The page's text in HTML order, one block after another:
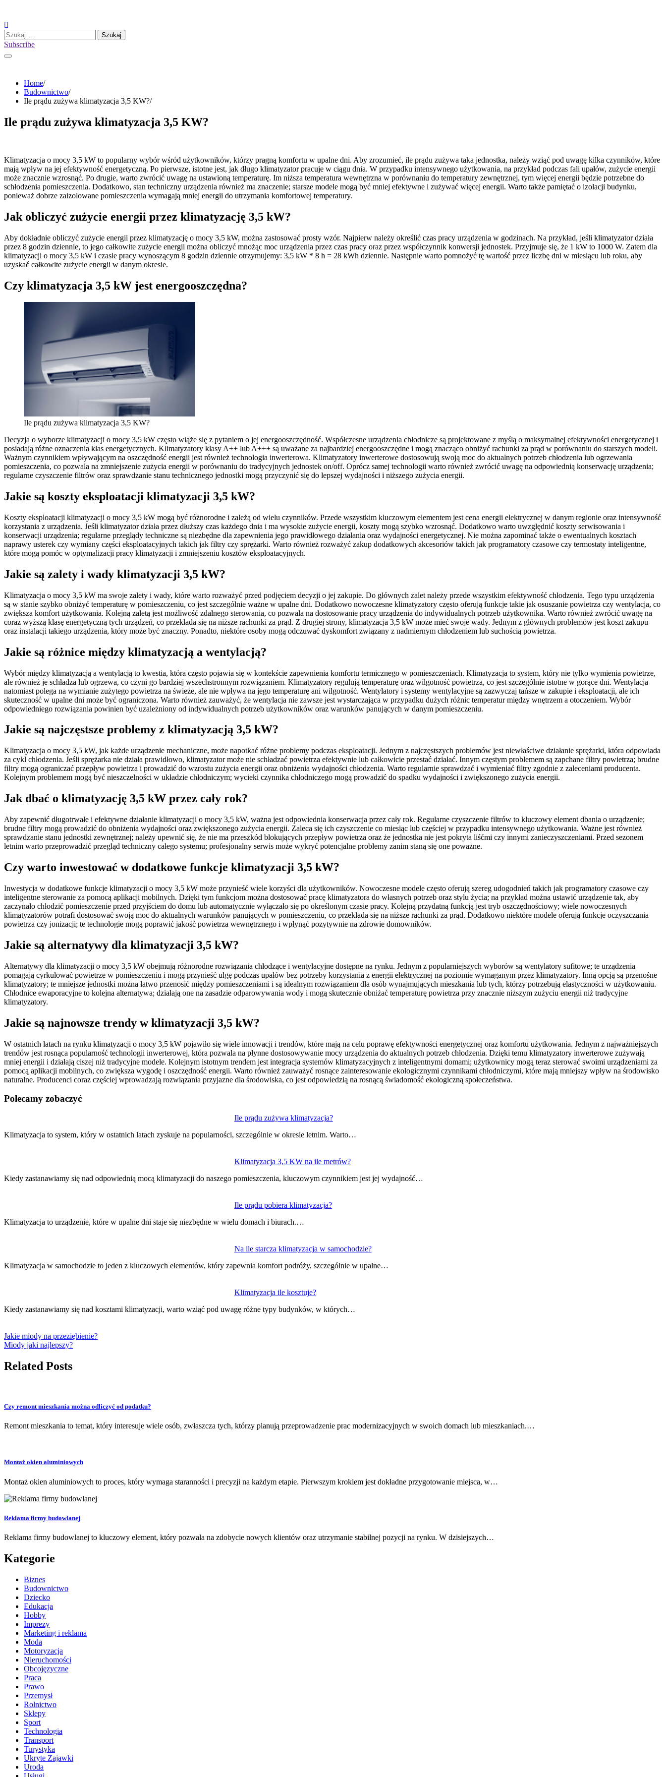
content
Szukaj:
Subscribe
Home
Budownictwo
Ile prądu zużywa klimatyzacja 3,5 KW?
Ile prądu zużywa klimatyzacja 3,5 KW?
Klimatyzacja o mocy 3,5 kW to popularny wybór wśród użytkowników, którzy pragną komfortu w upalne dni. Aby zrozumieć, ile prądu zużywa taka jednostka, należy wziąć pod uwagę kilka czynników, które
mają wpływ na jej efektywność energetyczną. Po pierwsze, istotne jest, jak długo klimatyzator pracuje w ciągu dnia. W przypadku intensywnego użytkowania, na przykład podczas fali upałów, zużycie energii
może znacznie wzrosnąć. Po drugie, warto zwrócić uwagę na ustawioną temperaturę. Im niższa temperatura wewnętrzna w porównaniu do temperatury zewnętrznej, tym więcej energii będzie potrzebne do
schłodzenia pomieszczenia. Dodatkowo, stan techniczny urządzenia również ma znaczenie; starsze modele mogą być mniej efektywne i zużywać więcej energii. Warto także pamiętać o izolacji budynku,
ponieważ dobrze zaizolowane pomieszczenia wymagają mniej energii do utrzymania komfortowej temperatury.
Jak obliczyć zużycie energii przez klimatyzację 3,5 kW?
Aby dokładnie obliczyć zużycie energii przez klimatyzację o mocy 3,5 kW, można zastosować prosty wzór. Najpierw należy określić czas pracy urządzenia w godzinach. Na przykład, jeśli klimatyzator działa
przez 8 godzin dziennie, to jego całkowite zużycie energii można obliczyć mnożąc moc urządzenia przez czas pracy oraz przez współczynnik konwersji jednostek. Przyjmuje się, że 1 kW to 1000 W. Zatem dla
klimatyzacji o mocy 3,5 kW i czasie pracy wynoszącym 8 godzin dziennie otrzymujemy: 3,5 kW * 8 h = 28 kWh dziennie. Następnie warto pomnożyć tę wartość przez liczbę dni w miesiącu lub roku, aby
uzyskać całkowite zużycie energii w danym okresie.
Czy klimatyzacja 3,5 kW jest energooszczędna?
Ile prądu zużywa klimatyzacja 3,5 KW?
Decyzja o wyborze klimatyzacji o mocy 3,5 kW często wiąże się z pytaniem o jej energooszczędność. Współczesne urządzenia chłodnicze są projektowane z myślą o maksymalnej efektywności energetycznej i
posiadają różne oznaczenia klas energetycznych. Klimatyzatory klasy A++ lub A+++ są uważane za najbardziej energooszczędne i mogą znacząco obniżyć rachunki za prąd w porównaniu do starszych modeli.
Ważnym czynnikiem wpływającym na oszczędność energii jest również technologia inwerterowa. Klimatyzatory inwerterowe dostosowują swoją moc do aktualnych potrzeb chłodzenia lub ogrzewania
pomieszczenia, co pozwala na zmniejszenie zużycia energii w porównaniu do tradycyjnych jednostek on/off. Oprócz samej technologii warto również zwrócić uwagę na odpowiednią konserwację urządzenia;
regularne czyszczenie filtrów oraz sprawdzanie stanu technicznego jednostki mogą przyczynić się do lepszej wydajności i niższego zużycia energii.
Jakie są koszty eksploatacji klimatyzacji 3,5 kW?
Koszty eksploatacji klimatyzacji o mocy 3,5 kW mogą być różnorodne i zależą od wielu czynników. Przede wszystkim kluczowym elementem jest cena energii elektrycznej w danym regionie oraz intensywność
korzystania z urządzenia. Jeśli klimatyzator działa przez dłuższy czas każdego dnia i ma wysokie zużycie energii, koszty mogą szybko wzrosnąć. Dodatkowo warto uwzględnić koszty serwisowania i
konserwacji urządzenia; regularne przeglądy techniczne są niezbędne dla zapewnienia jego prawidłowego działania oraz wydajności energetycznej. Nie można zapominać także o ewentualnych kosztach
naprawy usterek czy wymiany części eksploatacyjnych takich jak filtry czy sprężarki. Warto również rozważyć zakup dodatkowych akcesoriów takich jak programatory czasowe czy termostaty inteligentne,
które mogą pomóc w optymalizacji pracy klimatyzacji i zmniejszeniu kosztów eksploatacyjnych.
Jakie są zalety i wady klimatyzacji 3,5 kW?
Klimatyzacja o mocy 3,5 kW ma swoje zalety i wady, które warto rozważyć przed podjęciem decyzji o jej zakupie. Do głównych zalet należy przede wszystkim efektywność chłodzenia. Tego typu urządzenia
są w stanie szybko obniżyć temperaturę w pomieszczeniu, co jest szczególnie ważne w upalne dni. Dodatkowo nowoczesne klimatyzatory często oferują funkcje takie jak osuszanie powietrza czy wentylacja, co
zwiększa komfort użytkowania. Kolejną zaletą jest możliwość zdalnego sterowania, co pozwala na dostosowanie pracy urządzenia do indywidualnych potrzeb użytkownika. Warto również zwrócić uwagę na
coraz wyższą klasę energetyczną tych urządzeń, co przekłada się na niższe rachunki za prąd. Z drugiej strony, klimatyzacja 3,5 kW może mieć swoje wady. Jednym z głównych problemów jest koszt zakupu
oraz instalacji takiego urządzenia, który może być znaczny. Ponadto, niektóre osoby mogą odczuwać dyskomfort związany z nadmiernym chłodzeniem lub suchością powietrza.
Jakie są różnice między klimatyzacją a wentylacją?
Wybór między klimatyzacją a wentylacją to kwestia, która często pojawia się w kontekście zapewnienia komfortu termicznego w pomieszczeniach. Klimatyzacja to system, który nie tylko wymienia powietrze,
ale również je schładza lub ogrzewa, co czyni go bardziej wszechstronnym rozwiązaniem. Klimatyzatory regulują temperaturę oraz wilgotność powietrza, co jest szczególnie istotne w gorące dni. Wentylacja
natomiast polega na wymianie zużytego powietrza na świeże, ale nie wpływa na jego temperaturę ani wilgotność. Wentylatory i systemy wentylacyjne są zazwyczaj tańsze w zakupie i eksploatacji, ale ich
skuteczność w upalne dni może być ograniczona. Warto również zauważyć, że wentylacja nie zawsze jest wystarczająca w przypadku dużych różnic temperatur między wnętrzem a otoczeniem. Wybór
odpowiedniego rozwiązania powinien być uzależniony od indywidualnych potrzeb użytkowników oraz warunków panujących w danym pomieszczeniu.
Jakie są najczęstsze problemy z klimatyzacją 3,5 kW?
Klimatyzacja o mocy 3,5 kW, jak każde urządzenie mechaniczne, może napotkać różne problemy podczas eksploatacji. Jednym z najczęstszych problemów jest niewłaściwe działanie sprężarki, która odpowiada
za cykl chłodzenia. Jeśli sprężarka nie działa prawidłowo, klimatyzator może nie schładzać powietrza efektywnie lub całkowicie przestać działać. Innym częstym problemem są zapchane filtry powietrza; brudne
filtry mogą ograniczać przepływ powietrza i prowadzić do wzrostu zużycia energii oraz obniżenia wydajności chłodzenia. Warto regularnie sprawdzać i wymieniać filtry zgodnie z zaleceniami producenta.
Kolejnym problemem mogą być nieszczelności w układzie chłodniczym; wycieki czynnika chłodniczego mogą prowadzić do spadku wydajności i zwiększonego zużycia energii.
Jak dbać o klimatyzację 3,5 kW przez cały rok?
Aby zapewnić długotrwałe i efektywne działanie klimatyzacji o mocy 3,5 kW, ważna jest odpowiednia konserwacja przez cały rok. Regularne czyszczenie filtrów to kluczowy element dbania o urządzenie;
brudne filtry mogą prowadzić do obniżenia wydajności oraz zwiększonego zużycia energii. Zaleca się ich czyszczenie co miesiąc lub częściej w przypadku intensywnego użytkowania. Ważne jest również
sprawdzanie stanu jednostki zewnętrznej; należy upewnić się, że nie ma przeszkód blokujących przepływ powietrza oraz że jednostka nie jest pokryta liśćmi czy innymi zanieczyszczeniami. Przed sezonem
letnim warto przeprowadzić przegląd techniczny całego systemu; profesjonalny serwis może wykryć potencjalne problemy zanim staną się one poważne.
Czy warto inwestować w dodatkowe funkcje klimatyzacji 3,5 kW?
Inwestycja w dodatkowe funkcje klimatyzacji o mocy 3,5 kW może przynieść wiele korzyści dla użytkowników. Nowoczesne modele często oferują szereg udogodnień takich jak programatory czasowe czy
inteligentne sterowanie za pomocą aplikacji mobilnych. Dzięki tym funkcjom można dostosować pracę klimatyzatora do własnych potrzeb oraz stylu życia; na przykład można ustawić urządzenie tak, aby
zaczynało chłodzić pomieszczenie przed przyjściem do domu lub automatycznie wyłączało się po określonym czasie pracy. Kolejną przydatną funkcją jest tryb oszczędnościowy; wiele nowoczesnych
klimatyzatorów potrafi dostosować swoją moc do aktualnych warunków panujących w pomieszczeniu, co przekłada się na niższe rachunki za prąd. Dodatkowo niektóre modele oferują funkcje oczyszczania
powietrza czy jonizacji; te technologie mogą poprawić jakość powietrza wewnętrznego i wpłynąć pozytywnie na zdrowie domowników.
Jakie są alternatywy dla klimatyzacji 3,5 kW?
Alternatywy dla klimatyzacji o mocy 3,5 kW obejmują różnorodne rozwiązania chłodzące i wentylacyjne dostępne na rynku. Jednym z popularniejszych wyborów są wentylatory sufitowe; te urządzenia
pomagają cyrkulować powietrze w pomieszczeniu i mogą przynieść ulgę podczas upałów bez potrzeby korzystania z energii elektrycznej na poziomie wymaganym przez klimatyzatory. Inną opcją są przenośne
klimatyzatory; te mniejsze jednostki można łatwo przenosić między pomieszczeniami i są idealnym rozwiązaniem dla osób wynajmujących mieszkania lub tych, którzy potrzebują elastyczności w użytkowaniu.
Chłodnice ewaporacyjne to kolejna alternatywa; działają one na zasadzie odparowywania wody i mogą skutecznie obniżać temperaturę powietrza przy znacznie niższym zużyciu energii niż tradycyjne
klimatyzatory.
Jakie są najnowsze trendy w klimatyzacji 3,5 kW?
W ostatnich latach na rynku klimatyzacji o mocy 3,5 kW pojawiło się wiele innowacji i trendów, które mają na celu poprawę efektywności energetycznej oraz komfortu użytkowania. Jednym z najważniejszych
trendów jest rosnąca popularność technologii inwerterowej, która pozwala na płynne dostosowywanie mocy urządzenia do aktualnych potrzeb chłodzenia. Dzięki temu klimatyzatory inwerterowe zużywają
mniej energii i działają ciszej niż tradycyjne modele. Kolejnym istotnym trendem jest integracja systemów klimatyzacyjnych z inteligentnymi domami; użytkownicy mogą teraz sterować swoimi urządzeniami za
pomocą aplikacji mobilnych, co zwiększa wygodę i oszczędność energii. Warto również zauważyć rosnące zainteresowanie ekologicznymi czynnikami chłodniczymi, które mają mniejszy wpływ na środowisko
naturalne. Producenci coraz częściej wprowadzają rozwiązania przyjazne dla środowiska, co jest odpowiedzią na rosnącą świadomość ekologiczną społeczeństwa.
Polecamy zobaczyć
Ile prądu zużywa klimatyzacja?
Klimatyzacja to system, który w ostatnich latach zyskuje na popularności, szczególnie w okresie letnim. Warto…
Klimatyzacja 3,5 KW na ile metrów?
Kiedy zastanawiamy się nad odpowiednią mocą klimatyzacji do naszego pomieszczenia, kluczowym czynnikiem jest jej wydajność…
Ile prądu pobiera klimatyzacja?
Klimatyzacja to urządzenie, które w upalne dni staje się niezbędne w wielu domach i biurach.…
Na ile starcza klimatyzacja w samochodzie?
Klimatyzacja w samochodzie to jeden z kluczowych elementów, który zapewnia komfort podróży, szczególnie w upalne…
Klimatyzacja ile kosztuje?
Kiedy zastanawiamy się nad kosztami klimatyzacji, warto wziąć pod uwagę różne typy budynków, w których…
wpisu
Jakie miody na przeziębienie?
Miody jaki najlepszy?
Related Posts
Czy remont mieszkania można odliczyć od podatku?
Remont mieszkania to temat, który interesuje wiele osób, zwłaszcza tych, którzy planują przeprowadzenie prac modernizacyjnych w swoich domach lub mieszkaniach.…
Montaż okien aluminiowych
Montaż okien aluminiowych to proces, który wymaga staranności i precyzji na każdym etapie. Pierwszym krokiem jest dokładne przygotowanie miejsca, w…
Reklama firmy budowlanej
Reklama firmy budowlanej to kluczowy element, który pozwala na zdobycie nowych klientów oraz utrzymanie stabilnej pozycji na rynku. W dzisiejszych…
Kategorie
Biznes
Budownictwo
Dziecko
Edukacja
Hobby
Imprezy
Marketing i reklama
Moda
Motoryzacja
Nieruchomości
Obcojęzyczne
Praca
Prawo
Przemysł
Rolnictwo
Sklepy
Sport
Technologia
Transport
Turystyka
Ukryte Zajawki
Uroda